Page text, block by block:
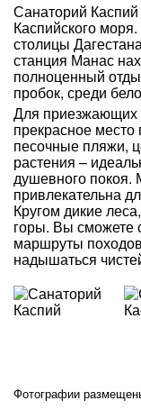
Санаторий
Каспийского
столицы
станция Манас
полноценный
пробок, среди
Для приезжающих
прекрасное
песочные пляжи,
растения –
душевного покоя.
привлекательна
Кругом дикие
горы. Вы сможете
маршруты
надышаться
Фотографии